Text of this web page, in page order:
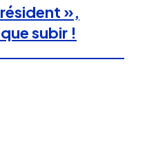
»,
subir !